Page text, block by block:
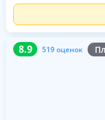
8.9 519 оценок
8.9 519 оценок